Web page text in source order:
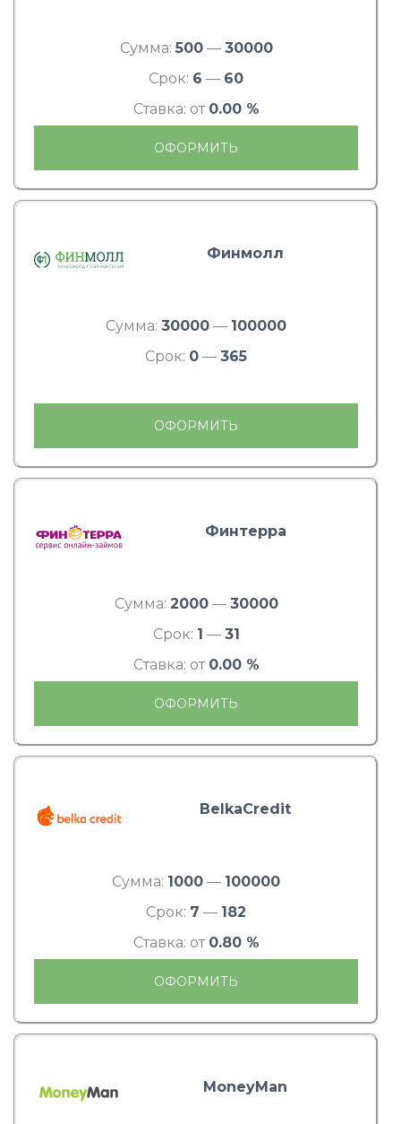
Сумма: 500— 30000
Срок: 6 — 60
Ставка: от 0.00 %
ОФОРМИТЬ
Финмолл
Сумма: 30000 — 100000
Срок: 0 — 365
ОФОРМИТЬ
Финтерра
Сумма: 2000— 30000
Срок: 1 — 31
Ставка: от 0.00 %
ОФОРМИТЬ
BelkaCredit
Сумма: 1000 — 100000
Срок: 7 — 182
Ставка: от 0.80 %
ОФОРМИТЬ
MoneyMan